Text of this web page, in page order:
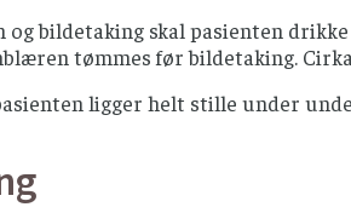
og bildetaking skal pasienten
tømmes før bildetaking.
ligger helt stille under